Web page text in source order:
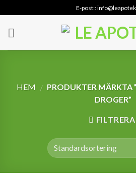
to
content
E-post::
HEM / PRODUKTER MÄRKTA
DROGER”
FILTRERA